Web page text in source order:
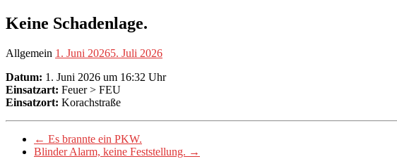
Keine Schadenlage.
Allgemein 1. Juni 20265. Juli 2026
Datum: 1. Juni 2026 um 16:32 Uhr
Einsatzart: Feuer > FEU
Einsatzort: Korachstraße
← Es brannte ein PKW.
Blinder Alarm, keine Feststellung. →